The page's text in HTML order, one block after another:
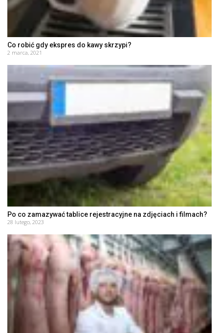
Co robić gdy ekspres do kawy skrzypi?
2 marca, 2021
Po co zamazywać tablice rejestracyjne na zdjęciach i filmach?
28 lutego, 2023